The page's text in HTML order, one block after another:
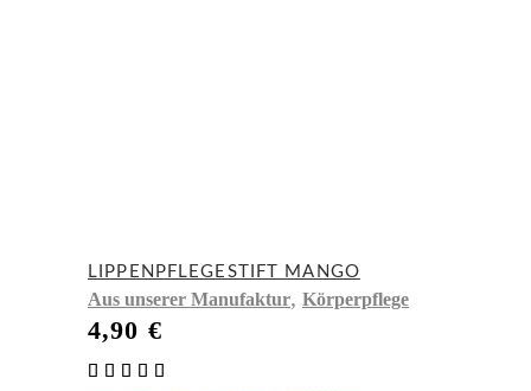
LIPPENPFLEGESTIFT MANGO
Aus unserer Manufaktur, Körperpflege
4,90 €